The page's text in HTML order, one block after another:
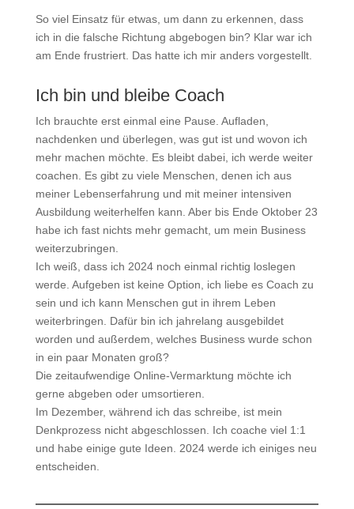
So viel Einsatz für etwas, um dann zu erkennen, dass
ich in die falsche Richtung abgebogen bin? Klar war ich
am Ende frustriert. Das hatte ich mir anders vorgestellt.
Ich bin und bleibe Coach
Ich brauchte erst einmal eine Pause. Aufladen,
nachdenken und überlegen, was gut ist und wovon ich
mehr machen möchte. Es bleibt dabei, ich werde weiter
coachen. Es gibt zu viele Menschen, denen ich aus
meiner Lebenserfahrung und mit meiner intensiven
Ausbildung weiterhelfen kann. Aber bis Ende Oktober 23
habe ich fast nichts mehr gemacht, um mein Business
weiterzubringen.
Ich weiß, dass ich 2024 noch einmal richtig loslegen
werde. Aufgeben ist keine Option, ich liebe es Coach zu
sein und ich kann Menschen gut in ihrem Leben
weiterbringen. Dafür bin ich jahrelang ausgebildet
worden und außerdem, welches Business wurde schon
in ein paar Monaten groß?
Die zeitaufwendige Online-Vermarktung möchte ich
gerne abgeben oder umsortieren.
Im Dezember, während ich das schreibe, ist mein
Denkprozess nicht abgeschlossen. Ich coache viel 1:1
und habe einige gute Ideen. 2024 werde ich einiges neu
entscheiden.